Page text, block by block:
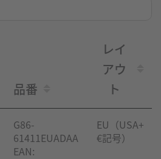
品番
レイ
アウ
ト
G86-
61411EUADAA
EAN:
EU（USA+
€記号）